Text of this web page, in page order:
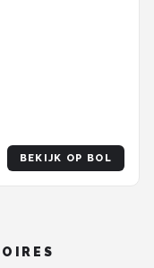
BEKIJK OP BOL